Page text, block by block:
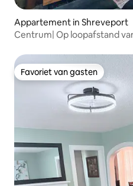
Appartement in Shreveport
Centrum| Op loopafstand
Favoriet van gasten
Favoriet van gasten